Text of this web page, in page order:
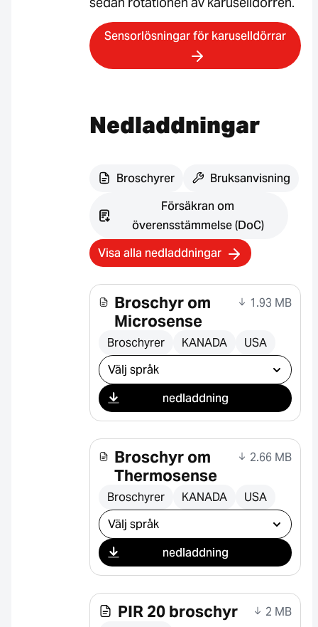
Sensorlösningar för karuselldörrar
Nedladdningar
Broschyrer
Bruksanvisning
Försäkran om
överensstämmelse (DoC)
Visa alla nedladdningar
Broschyr om
Microsense
1.93 MB
Broschyrer KANADA USA
Välj nedladdning
nedladdning
Broschyr om
Thermosense
2.66 MB
Broschyrer KANADA USA
Välj nedladdning
nedladdning
PIR 20 broschyr
2 MB